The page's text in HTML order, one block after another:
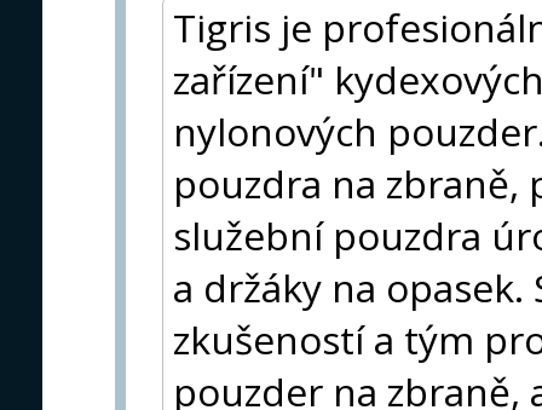
Tigris je
zařízení"
nylonových
pouzdra na zbraně,
služební pouzdra
a držáky na
zkušeností a tým
pouzder na